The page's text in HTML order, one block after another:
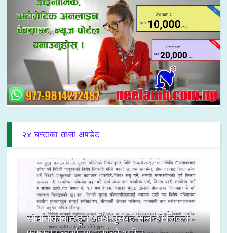
२४ घन्टाका ताजा अपडेट
सीमानाकाबाट हुने अवैध घुसपैठ सम्बन्धी जिल्ला